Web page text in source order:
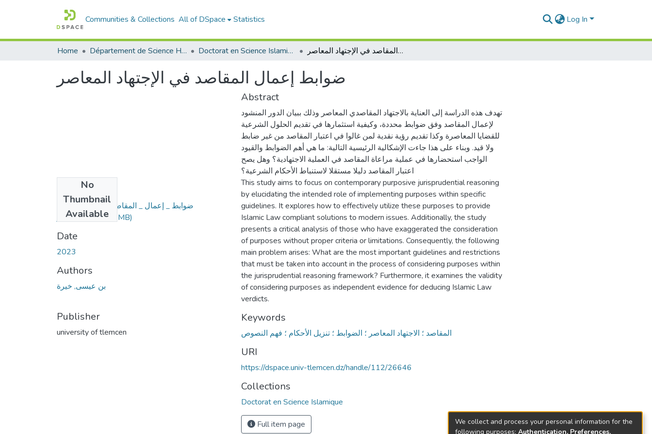
Communities & Collections All of DSpace Statistics Log In
Home Département de Science Humaine Doctorat en Science Islamique ضوابط إعمال المقاصد في الإجتهاد المعاصر
ضوابط إعمال المقاصد في الإجتهاد المعاصر
No
Thumbnail
Available
ضوابط _ إعمال _ المقاصد _ في _ الإجتهاد _
المعاصر.pdf(2.78 MB)
Date
2023
Authors
بن عيسى, خيرة
Publisher
university of tlemcen
Abstract
تهدف هذه الدراسة إلى العناية بالاجتهاد المقاصدي المعاصر وذلك ببيان الدور المنشود
لإعمال المقاصد وفق ضوابط محددة، وكيفية استثمارها في تقديم الحلول الشرعية
للقضايا المعاصرة وكذا تقديم رؤية نقدية لمن غالوا في اعتبار المقاصد من غير ضابط
ولا قيد. وبناء على هذا جاءت الإشكالية الرئيسية التالية: ما هي أهم الضوابط والقيود
الواجب استحضارها في عملية مراعاة المقاصد في العملية الاجتهادية؟ وهل يصح
اعتبار المقاصد دليلا مستقلا لاستنباط الأحكام الشرعية؟
This study aims to focus on contemporary purposive jurisprudential reasoning
by elucidating the intended role of implementing purposes within specific
guidelines. It explores how to effectively utilize these purposes to provide
Islamic Law compliant solutions to modern issues. Additionally, the study
presents a critical analysis of those who have exaggerated the consideration
of purposes without proper criteria or limitations. Consequently, the following
main problem arises: What are the most important guidelines and restrictions
that must be taken into account in the process of considering purposes within
the jurisprudential reasoning framework? Furthermore, it examines the validity
of considering purposes as independent evidence for deducing Islamic Law
verdicts.
Keywords
المقاصد ؛ الاجتهاد المعاصر ؛ الضوابط ؛ تنزيل الأحكام ؛ فهم النصوص
URI
https://dspace.univ-tlemcen.dz/handle/112/26646
Collections
Doctorat en Science Islamique
Full item page
We collect and process your personal information for the
following purposes: Authentication, Preferences,